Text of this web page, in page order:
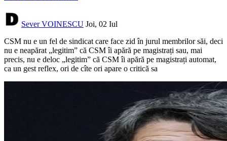
Sever VOINESCU Joi, 02 Iul
CSM nu e un fel de sindicat care face zid în jurul membrilor săi, deci
nu e neapărat „legitim” că CSM îi apără pe magistrați sau, mai
precis, nu e deloc „legitim” că CSM îi apără pe magistrați automat,
ca un gest reflex, ori de cîte ori apare o critică sa